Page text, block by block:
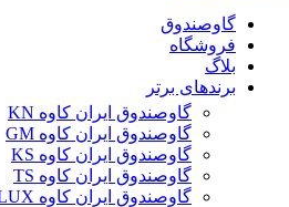
گاوصندوق
فروشگاه
بلاگ
برندهای برتر
گاوصندوق ایران کاوه KN
گاوصندوق ایران کاوه GM
گاوصندوق ایران کاوه KS
گاوصندوق ایران کاوه TS
گاوصندوق ایران کاوه LUX